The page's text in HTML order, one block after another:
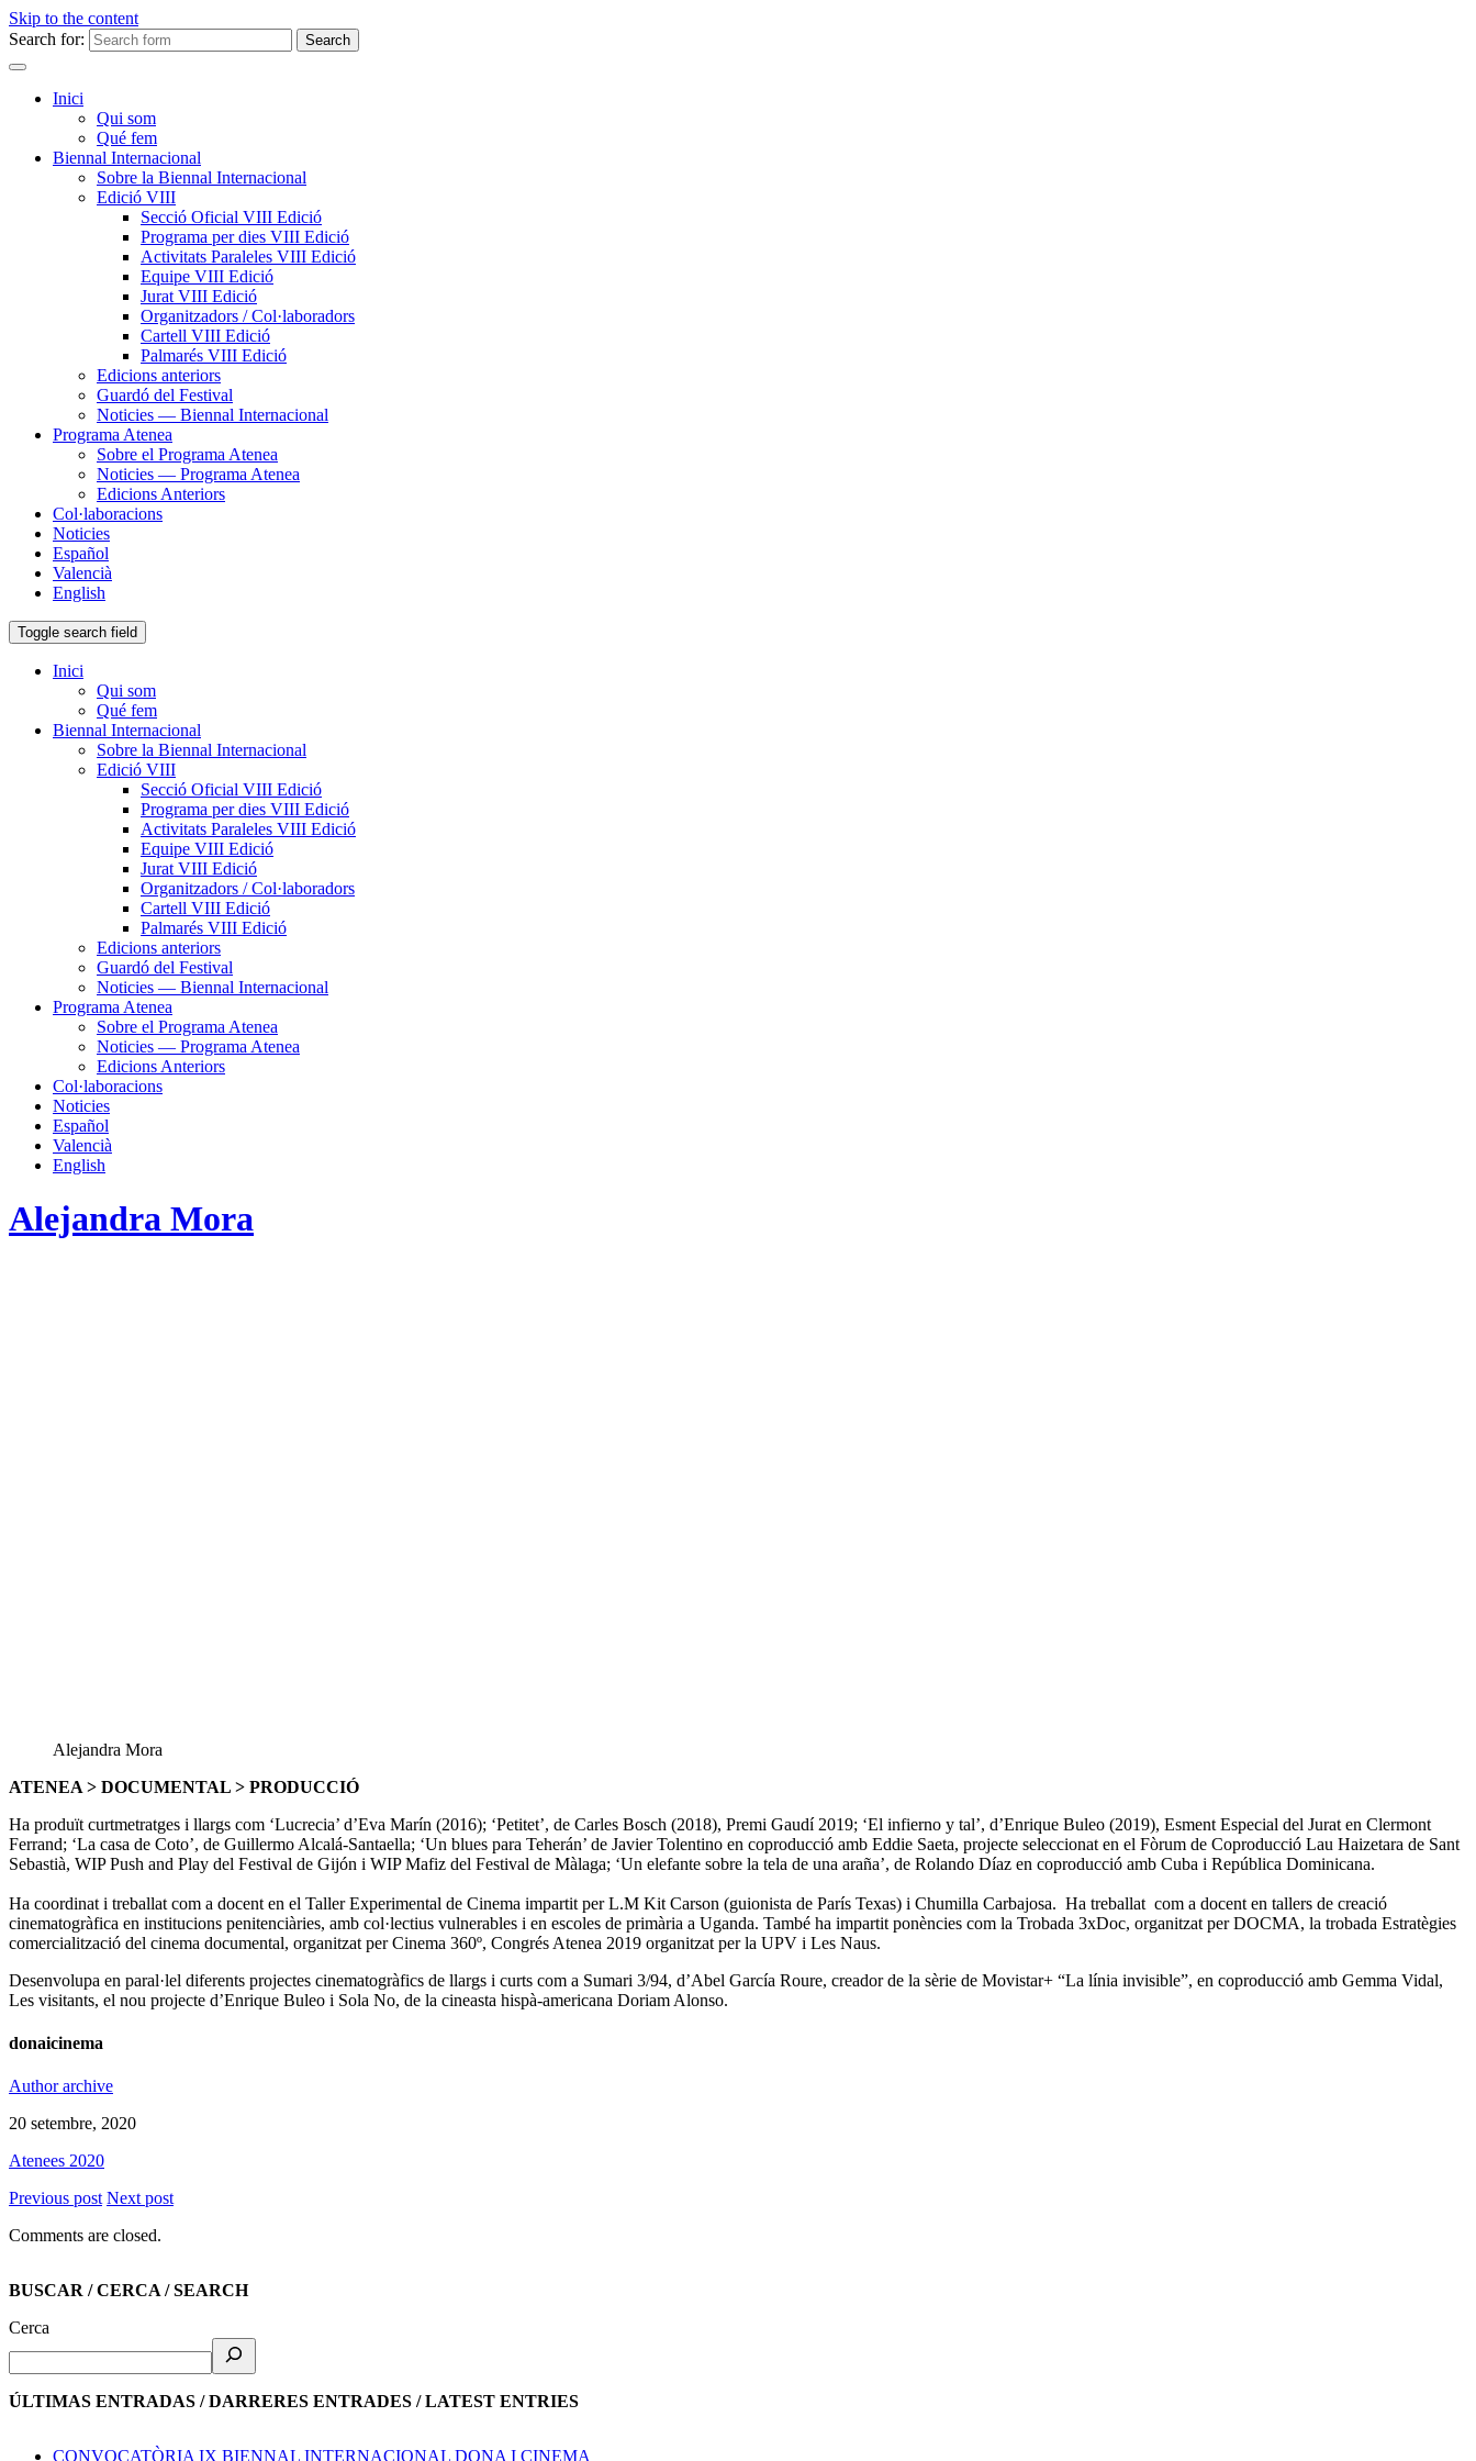
Skip to the content
Search for:
Inici
Qui som
Qué fem
Biennal Internacional
Sobre la Biennal Internacional
Edició VIII
Secció Oficial VIII Edició
Programa per dies VIII Edició
Activitats Paraleles VIII Edició
Equipe VIII Edició
Jurat VIII Edició
Organitzadors / Col·laboradors
Cartell VIII Edició
Palmarés VIII Edició
Edicions anteriors
Guardó del Festival
Noticies — Biennal Internacional
Programa Atenea
Sobre el Programa Atenea
Noticies — Programa Atenea
Edicions Anteriors
Col·laboracions
Noticies
Español
Valencià
English
Toggle search field
Inici
Qui som
Qué fem
Biennal Internacional
Sobre la Biennal Internacional
Edició VIII
Secció Oficial VIII Edició
Programa per dies VIII Edició
Activitats Paraleles VIII Edició
Equipe VIII Edició
Jurat VIII Edició
Organitzadors / Col·laboradors
Cartell VIII Edició
Palmarés VIII Edició
Edicions anteriors
Guardó del Festival
Noticies — Biennal Internacional
Programa Atenea
Sobre el Programa Atenea
Noticies — Programa Atenea
Edicions Anteriors
Col·laboracions
Noticies
Español
Valencià
English
Alejandra Mora
Alejandra Mora
ATENEA > DOCUMENTAL > PRODUCCIÓ
Ha produït curtmetratges i llargs com ‘Lucrecia’ d’Eva Marín (2016); ‘Petitet’, de Carles Bosch (2018), Premi Gaudí 2019; ‘El infierno y tal’, d’Enrique Buleo (2019), Esment Especial del Jurat en Clermont
Ferrand; ‘La casa de Coto’, de Guillermo Alcalá-Santaella; ‘Un blues para Teherán’ de Javier Tolentino en coproducció amb Eddie Saeta, projecte seleccionat en el Fòrum de Coproducció Lau Haizetara de Sant
Sebastià, WIP Push and Play del Festival de Gijón i WIP Mafiz del Festival de Màlaga; ‘Un elefante sobre la tela de una araña’, de Rolando Díaz en coproducció amb Cuba i República Dominicana.
Ha coordinat i treballat com a docent en el Taller Experimental de Cinema impartit per L.M Kit Carson (guionista de París Texas) i Chumilla Carbajosa. Ha treballat com a docent en tallers de creació
cinematogràfica en institucions penitenciàries, amb col·lectius vulnerables i en escoles de primària a Uganda. També ha impartit ponències com la Trobada 3xDoc, organitzat per DOCMA, la trobada Estratègies
comercialització del cinema documental, organitzat per Cinema 360º, Congrés Atenea 2019 organitzat per la UPV i Les Naus.
Desenvolupa en paral·lel diferents projectes cinematogràfics de llargs i curts com a Sumari 3/94, d’Abel García Roure, creador de la sèrie de Movistar+ “La línia invisible”, en coproducció amb Gemma Vidal,
Les visitants, el nou projecte d’Enrique Buleo i Sola No, de la cineasta hispà-americana Doriam Alonso.
donaicinema
Author archive
20 setembre, 2020
Atenees 2020
Previous post Next post
Comments are closed.
BUSCAR / CERCA / SEARCH
Cerca
ÚLTIMAS ENTRADAS / DARRERES ENTRADES / LATEST ENTRIES
CONVOCATÒRIA IX BIENNAL INTERNACIONAL DONA I CINEMA